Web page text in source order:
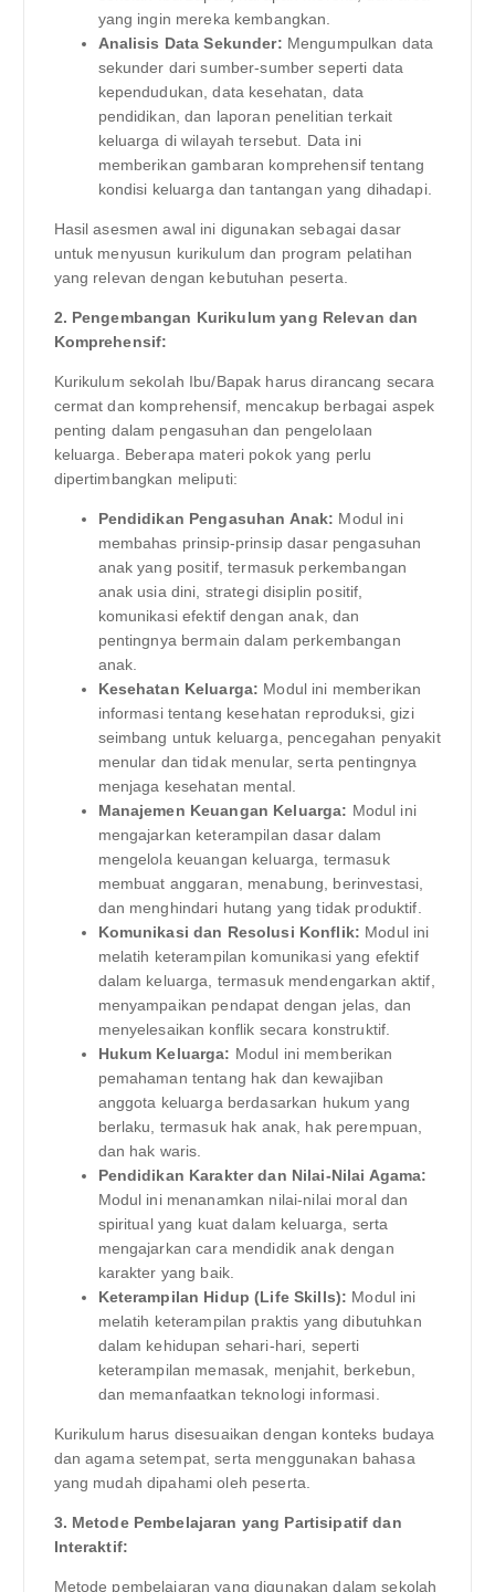
yang ingin mereka kembangkan.
Analisis Data Sekunder: Mengumpulkan data
sekunder dari sumber-sumber seperti data
kependudukan, data kesehatan, data
pendidikan, dan laporan penelitian terkait
keluarga di wilayah tersebut. Data ini
memberikan gambaran komprehensif tentang
kondisi keluarga dan tantangan yang dihadapi.
Hasil asesmen awal ini digunakan sebagai dasar
untuk menyusun kurikulum dan program pelatihan
yang relevan dengan kebutuhan peserta.
2. Pengembangan Kurikulum yang Relevan dan
Komprehensif:
Kurikulum sekolah Ibu/Bapak harus dirancang secara
cermat dan komprehensif, mencakup berbagai aspek
penting dalam pengasuhan dan pengelolaan
keluarga. Beberapa materi pokok yang perlu
dipertimbangkan meliputi:
Pendidikan Pengasuhan Anak: Modul ini
membahas prinsip-prinsip dasar pengasuhan
anak yang positif, termasuk perkembangan
anak usia dini, strategi disiplin positif,
komunikasi efektif dengan anak, dan
pentingnya bermain dalam perkembangan
anak.
Kesehatan Keluarga: Modul ini memberikan
informasi tentang kesehatan reproduksi, gizi
seimbang untuk keluarga, pencegahan penyakit
menular dan tidak menular, serta pentingnya
menjaga kesehatan mental.
Manajemen Keuangan Keluarga: Modul ini
mengajarkan keterampilan dasar dalam
mengelola keuangan keluarga, termasuk
membuat anggaran, menabung, berinvestasi,
dan menghindari hutang yang tidak produktif.
Komunikasi dan Resolusi Konflik: Modul ini
melatih keterampilan komunikasi yang efektif
dalam keluarga, termasuk mendengarkan aktif,
menyampaikan pendapat dengan jelas, dan
menyelesaikan konflik secara konstruktif.
Hukum Keluarga: Modul ini memberikan
pemahaman tentang hak dan kewajiban
anggota keluarga berdasarkan hukum yang
berlaku, termasuk hak anak, hak perempuan,
dan hak waris.
Pendidikan Karakter dan Nilai-Nilai Agama:
Modul ini menanamkan nilai-nilai moral dan
spiritual yang kuat dalam keluarga, serta
mengajarkan cara mendidik anak dengan
karakter yang baik.
Keterampilan Hidup (Life Skills): Modul ini
melatih keterampilan praktis yang dibutuhkan
dalam kehidupan sehari-hari, seperti
keterampilan memasak, menjahit, berkebun,
dan memanfaatkan teknologi informasi.
Kurikulum harus disesuaikan dengan konteks budaya
dan agama setempat, serta menggunakan bahasa
yang mudah dipahami oleh peserta.
3. Metode Pembelajaran yang Partisipatif dan
Interaktif:
Metode pembelajaran yang digunakan dalam sekolah